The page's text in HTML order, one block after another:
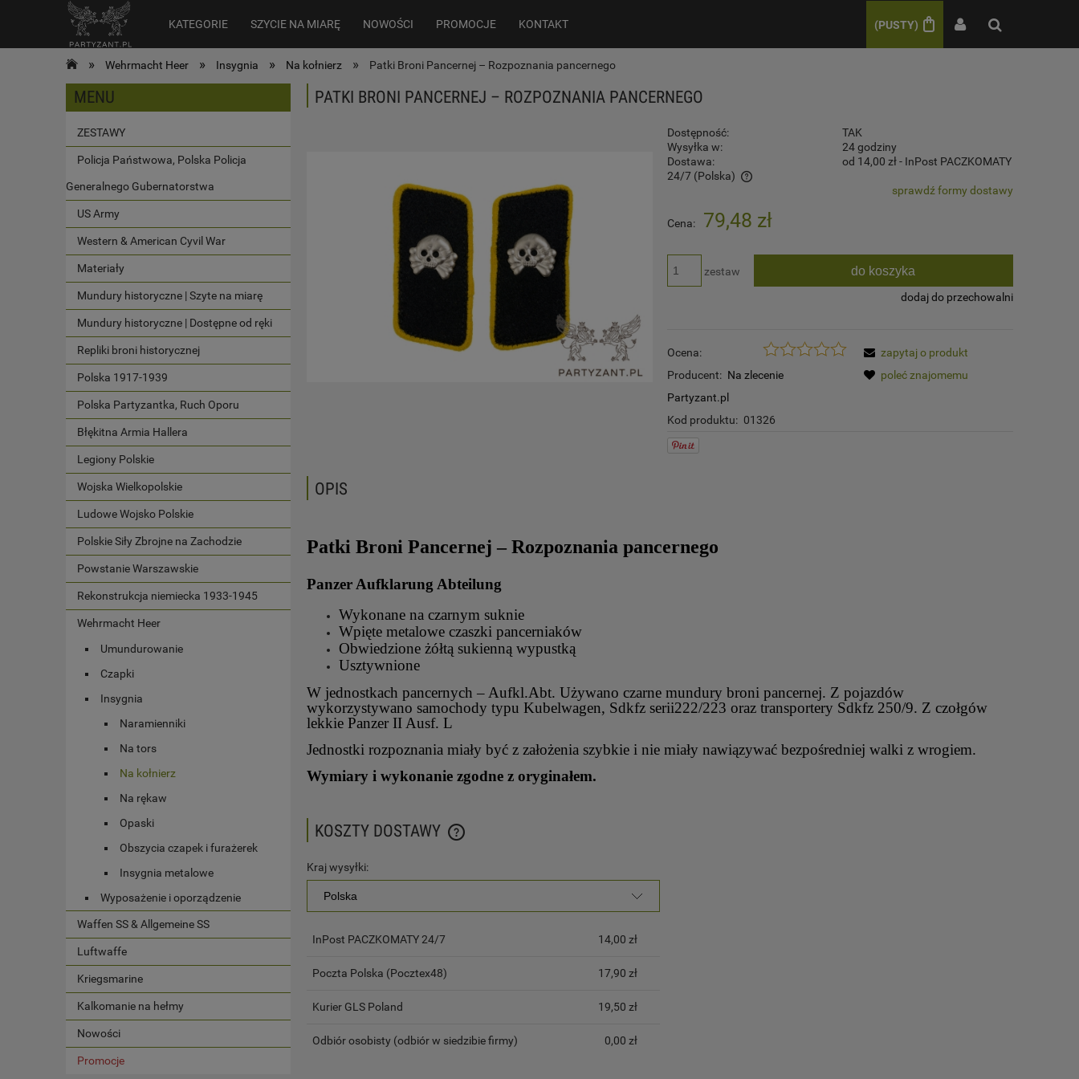
(PUSTY)
KATEGORIE SZYCIE NA MIARĘ NOWOŚCI PROMOCJE KONTAKT
» Wehrmacht Heer » Insygnia » Na kołnierz » Patki Broni Pancernej – Rozpoznania pancernego
MENU
ZESTAWY
Policja Państwowa, Polska Policja
Generalnego Gubernatorstwa
US Army
Western & American Cyvil War
Materiały
Mundury historyczne | Szyte na miarę
Mundury historyczne | Dostępne od ręki
Repliki broni historycznej
Polska 1917-1939
Polska Partyzantka, Ruch Oporu
Błękitna Armia Hallera
Legiony Polskie
Wojska Wielkopolskie
Ludowe Wojsko Polskie
Polskie Siły Zbrojne na Zachodzie
Powstanie Warszawskie
Rekonstrukcja niemiecka 1933-1945
Wehrmacht Heer
Umundurowanie
Czapki
Insygnia
Naramienniki
Na tors
Na kołnierz
Na rękaw
Opaski
Obszycia czapek i furażerek
Insygnia metalowe
Wyposażenie i oporządzenie
Waffen SS & Allgemeine SS
Luftwaffe
Kriegsmarine
Kalkomanie na hełmy
Nowości
Promocje
PATKI BRONI PANCERNEJ – ROZPOZNANIA PANCERNEGO
Dostępność:
TAK
Wysyłka w:
24 godziny
Dostawa:
od 14,00 zł - InPost PACZKOMATY
24/7 (Polska)
Cena nie zawiera ewentualnych kosztów
płatności
sprawdź formy dostawy
Cena: 79,48 zł
zestaw do koszyka
dodaj do przechowalni
Ocena:
Producent: Na zlecenie
Partyzant.pl
Kod produktu: 01326
zapytaj o produkt
poleć znajomemu
OPIS
Patki Broni Pancernej – Rozpoznania pancernego
Panzer Aufklarung Abteilung
Wykonane na czarnym suknie
Wpięte metalowe czaszki pancerniaków
Obwiedzione żółtą sukienną wypustką
Usztywnione
W jednostkach pancernych – Aufkl.Abt. Używano czarne mundury broni pancernej. Z pojazdów
wykorzystywano samochody typu Kubelwagen, Sdkfz serii222/223 oraz transportery Sdkfz 250/9. Z czołgów
lekkie Panzer II Ausf. L
Jednostki rozpoznania miały być z założenia szybkie i nie miały nawiązywać bezpośredniej walki z wrogiem.
Wymiary i wykonanie zgodne z oryginałem.
KOSZTY DOSTAWY
Kraj wysyłki:
InPost PACZKOMATY 24/7 14,00 zł
Poczta Polska (Pocztex48) 17,90 zł
Kurier GLS Poland 19,50 zł
Odbiór osobisty (odbiór w siedzibie firmy) 0,00 zł